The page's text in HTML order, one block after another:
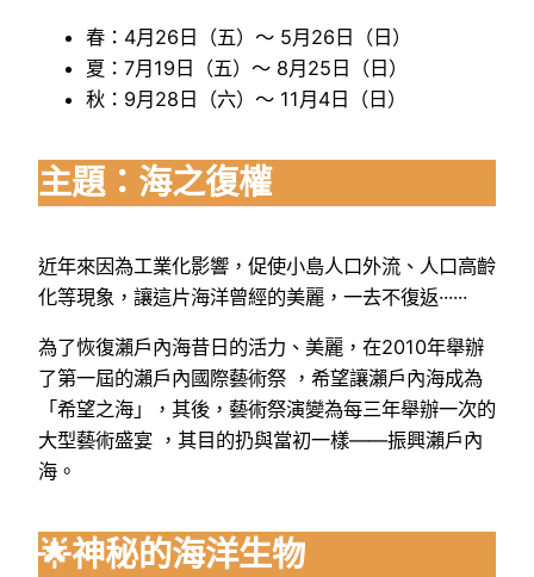
春：4月26日（五）～ 5月26日（日）
夏：7月19日（五）～ 8月25日（日）
秋：9月28日（六）～ 11月4日（日）
主題：海之復權
近年來因為工業化影響，促使小島人口外流、人口高齡
化等現象，讓這片海洋曾經的美麗，一去不復返······
為了恢復瀨戶內海昔日的活力、美麗，在2010年舉辦
了第一屆的瀨戶內國際藝術祭 ，希望讓瀨戶內海成為
「希望之海」，其後，藝術祭演變為每三年舉辦一次的
大型藝術盛宴 ，其目的扔與當初一樣——振興瀨戶內
海。
🌟神秘的海洋生物